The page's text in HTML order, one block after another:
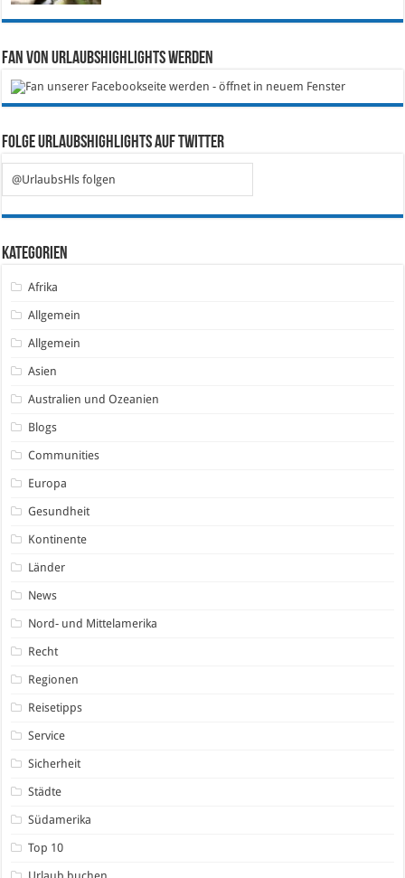
Fan von Urlaubshighlights werden
Folge Urlaubshighlights auf Twitter
@UrlaubsHls folgen
Kategorien
Afrika
Allgemein
Allgemein
Asien
Australien und Ozeanien
Blogs
Communities
Europa
Gesundheit
Kontinente
Länder
News
Nord- und Mittelamerika
Recht
Regionen
Reisetipps
Service
Sicherheit
Städte
Südamerika
Top 10